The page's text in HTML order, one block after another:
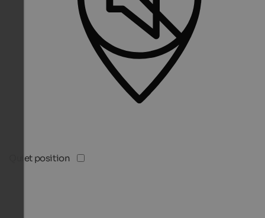
Quiet position